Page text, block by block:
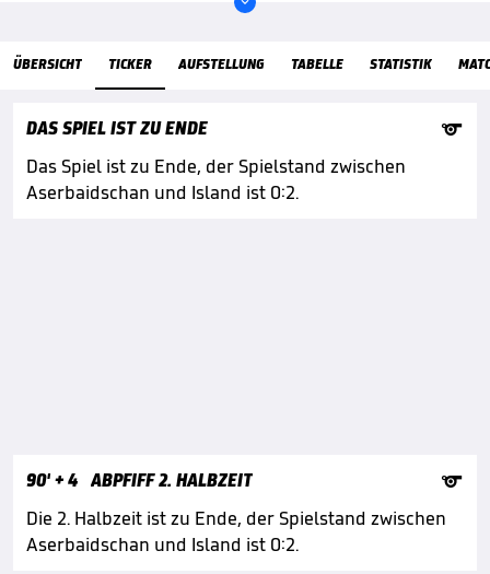
ÜBERSICHT TICKER AUFSTELLUNG TABELLE STATISTIK
ÜbersichtTicker
DAS SPIEL IST ZU ENDE

Das Spiel ist zu Ende, der Spielstand zwischen
Aserbaidschan und Island ist 0:2.
90'+ 4 ABPFIFF 2. HALBZEIT

Die 2. Halbzeit ist zu Ende, der Spielstand zwischen
Aserbaidschan und Island ist 0:2.